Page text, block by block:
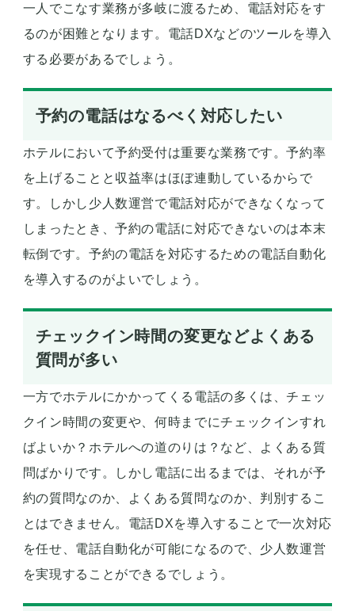
一人でこなす業務が多岐に渡るため、電話対応をす
るのが困難となります。電話DXなどのツールを導入
する必要があるでしょう。
予約の電話はなるべく対応したい
ホテルにおいて予約受付は重要な業務です。予約率
を上げることと収益率はほぼ連動しているからで
す。しかし少人数運営で電話対応ができなくなって
しまったとき、予約の電話に対応できないのは本末
転倒です。予約の電話を対応するための電話自動化
を導入するのがよいでしょう。
チェックイン時間の変更などよくある
質問が多い
一方でホテルにかかってくる電話の多くは、チェッ
クイン時間の変更や、何時までにチェックインすれ
ばよいか？ホテルへの道のりは？など、よくある質
問ばかりです。しかし電話に出るまでは、それが予
約の質問なのか、よくある質問なのか、判別するこ
とはできません。電話DXを導入することで一次対応
を任せ、電話自動化が可能になるので、少人数運営
を実現することができるでしょう。